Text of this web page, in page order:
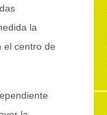
la
el centro de